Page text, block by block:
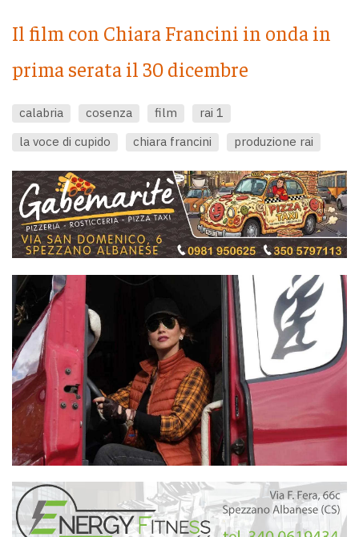
Il film con Chiara Francini in onda in
prima serata il 30 dicembre
calabria cosenza film
rai 1
la voce di cupido
chiara francini produzione rai